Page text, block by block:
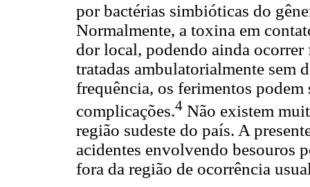
por bactérias simbióticas do
Normalmente, a toxina em
dor local, podendo ainda
tratadas ambulatorialmente sem
frequência, os ferimentos
complicações.4 Não existem
região sudeste do país. A
acidentes envolvendo besouros
fora da região de ocorrência